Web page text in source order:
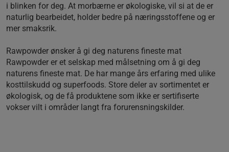
i blinken for deg. At morbærne er økologiske, vil si at de er
naturlig bearbeidet, holder bedre på næringsstoffene og er
mer smaksrik.
Rawpowder ønsker å gi deg naturens fineste mat
Rawpowder er et selskap med målsetning om å gi deg
naturens fineste mat. De har mange års erfaring med ulike
kosttilskudd og superfoods. Store deler av sortimentet er
økologisk, og de få produktene som ikke er sertifiserte
vokser vilt i områder langt fra forurensningskilder.